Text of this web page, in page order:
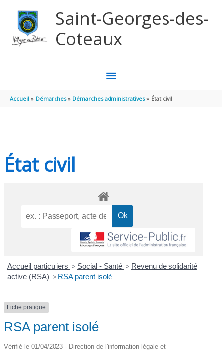
Saint-Georges-des-
Coteaux
MENU
PRINCIPAL
Accueil Démarches Démarches administratives État civil
État civil
Accueil particuliers > Social - Santé > Revenu de solidarité
active (RSA) > RSA parent isolé
Fiche pratique
RSA parent isolé
Vérifié le 01/04/2023 - Direction de l'information légale et